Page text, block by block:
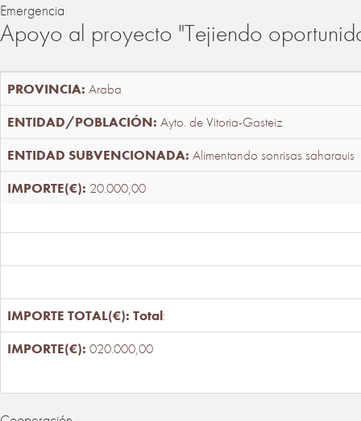
Emergencia
Apoyo al proyecto "Tejiendo
Araba
Ayto. de Vitoria-Gasteiz
Alimentando sonrisas saharauis
20.000,00
Total:
020.000,00